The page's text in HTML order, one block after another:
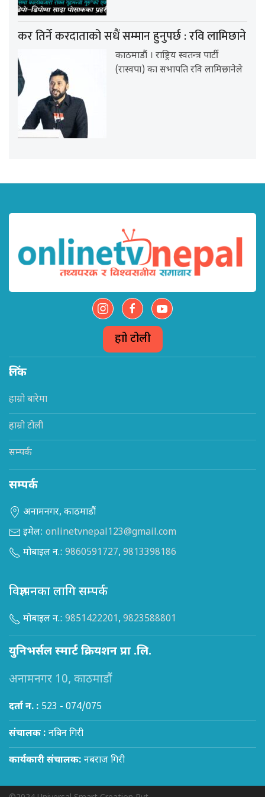
कर तिर्ने करदाताको सधैं सम्मान हुनुपर्छ : रवि लामिछाने
काठमाडौं । राष्ट्रिय स्वतन्त्र पार्टी
(रास्वपा) का सभापति रवि लामिछानेले
हाम्रो टोली
लिंक
हाम्रो बारेमा
हाम्रो टोली
सम्पर्क
सम्पर्क
अनामनगर, काठमाडौं
इमेल: onlinetvnepal123@gmail.com
मोबाइल न.: 9860591727, 9813398186
विज्ञापनका लागि सम्पर्क
मोबाइल न.: 9851422201, 9823588801
युनिभर्सल स्मार्ट क्रियशन प्रा .लि.
अनामनगर 10, काठमाडौं
दर्ता न. : 523 - 074/075
संचालक : नबिन गिरी
कार्यकारी संचालक: नबराज गिरी